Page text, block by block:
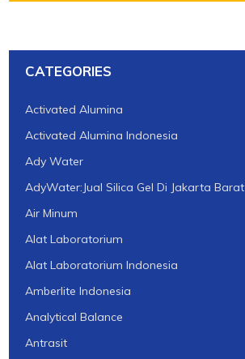
CATEGORIES
Activated Alumina
Activated Alumina Indonesia
Ady Water
AdyWater:Jual Silica Gel Di Jakarta Barat
Air Minum
Alat Laboratorium
Alat Laboratorium Indonesia
Amberlite Indonesia
Analytical Balance
Antrasit